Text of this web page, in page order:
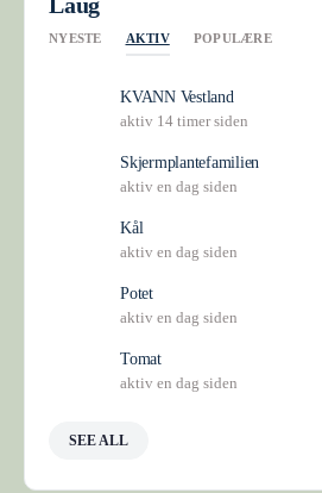
NYESTE AKTIV POPULÆRE
KVANN Vestland
aktiv 14 timer siden
Skjermplantefamilien
aktiv en dag siden
Kål
aktiv en dag siden
Potet
aktiv en dag siden
Tomat
aktiv en dag siden
SEE ALL